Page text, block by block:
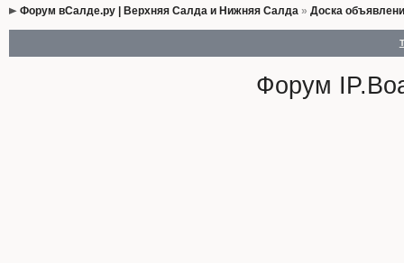
Форум вСалде.ру | Верхняя Салда и Нижняя Салда» Доска
Форум